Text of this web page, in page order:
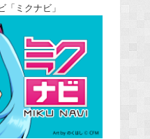
ミクナビ」